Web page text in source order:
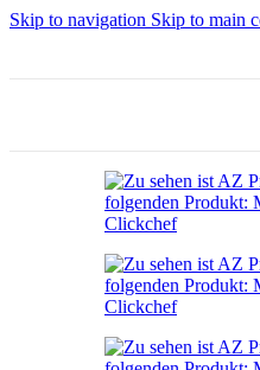
Skip to navigation Skip to main